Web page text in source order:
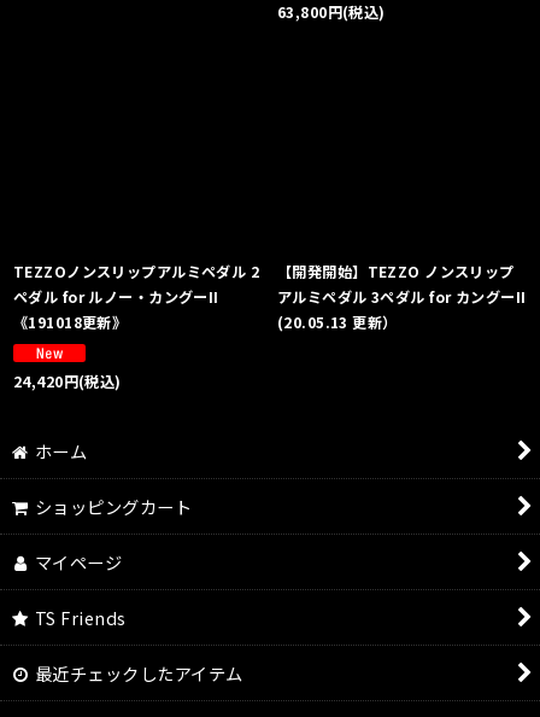
63,800円(税込)
TEZZOノンスリップアルミペダル 2
ペダル for ルノー・カングーII
《191018更新》
24,420円(税込)
【開発開始】TEZZO ノンスリップ
アルミペダル 3ペダル for カングーII
(20.05.13 更新）
ホーム
ショッピングカート
マイページ
TS Friends
最近チェックしたアイテム